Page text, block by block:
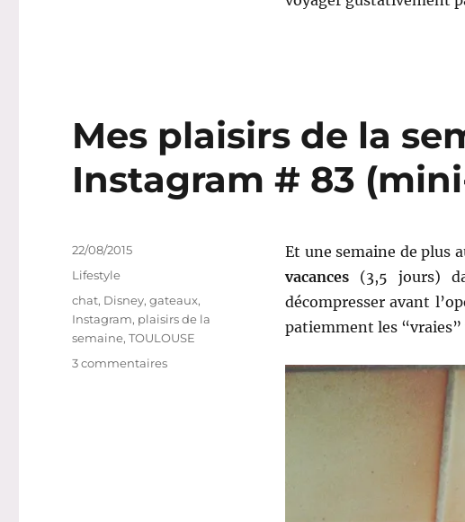
Mes plaisirs de la
Instagram # 83
Et une semaine de plus
vacances(3,5 jours)
décompresser avant
patiemment les
Publié
le
22/08/2015
Catégories
Lifestyle
Étiquettes
chat, Disney,gateaux,
Instagram, plaisirs de la
semaine,TOULOUSE
3 commentairessur